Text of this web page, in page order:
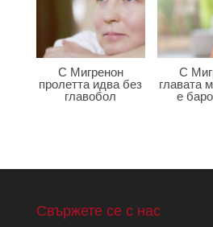
С Мигренон
пролетта идва без
главобол
С
главата
е
Свържете се с нас